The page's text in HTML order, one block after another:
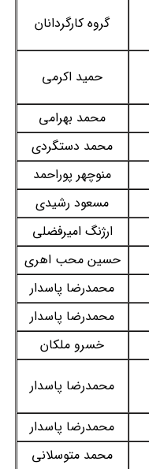
گروه کارگردانان
حمید اکرمی
محمد بهرامی
محمد دستگردی
منوچهر پوراحمد
مسعود رشیدی
ارژنگ امیرفضلی
حسین محب اهری
محمدرضا پاسدار
محمدرضا پاسدار
خسرو ملکان
محمدرضا پاسدار
محمدرضا پاسدار
محمد متوسلانی